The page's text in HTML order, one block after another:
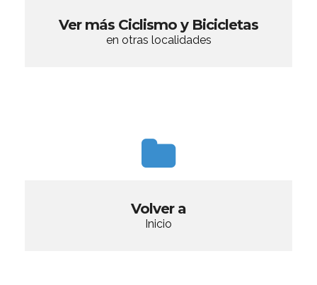
Ver más Ciclismo y Bicicletas
en otras localidades
Volver a
Inicio